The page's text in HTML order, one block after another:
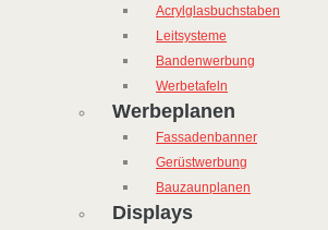
Acrylglasbuchstaben
Leitsysteme
Bandenwerbung
Werbetafeln
Werbeplanen
Fassadenbanner
Gerüstwerbung
Bauzaunplanen
Displays